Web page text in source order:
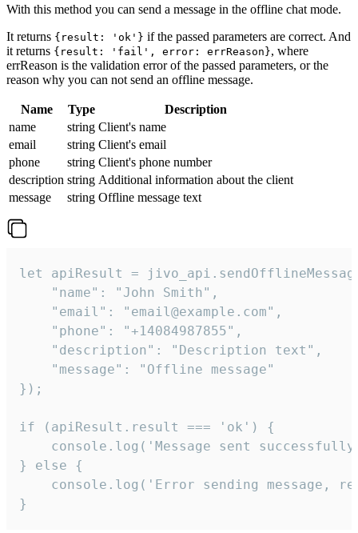
With this method you can send a message in the offline chat mode.
It returns {result: 'ok'} if the passed parameters are correct. And
it returns {result: 'fail', error: errReason}, where
errReason is the validation error of the passed parameters, or the
reason why you can not send an offline message.
Name Type
Description
name
string Client's name
email
string Client's email
phone
string Client's phone number
description string Additional information about the client
message
string Offline message text
let apiResult =
    "name": "John Smith",
    "email": "email@example.com",
    "phone": "+14084987855",
    "description": "Description text",
    "message": "Offline message"
});
if (apiResult.result === 'ok') {
console.log('Message sent
} else {
console.log('Error sending message,
}